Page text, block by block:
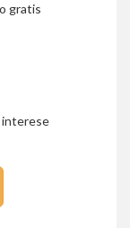
gratis
interese